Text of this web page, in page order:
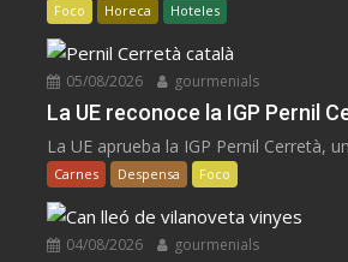
Foco Horeca Hoteles
05/08/2026 gourmenials
La UE reconoce la IGP Pernil
La UE aprueba la IGP Pernil Cerretà,
Carnes Despensa Foco
04/08/2026 gourmenials